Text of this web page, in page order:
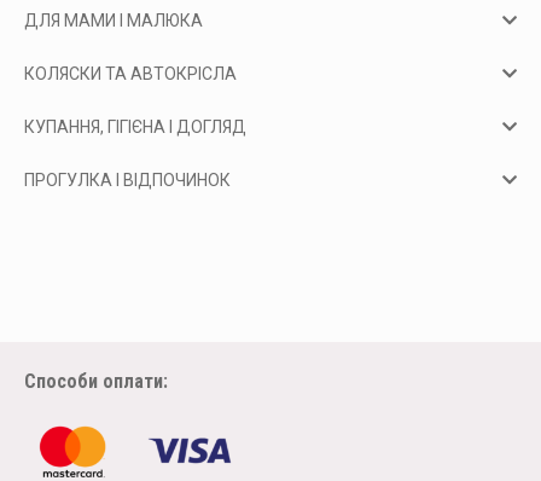
ДЛЯ МАМИ І МАЛЮКА
КОЛЯСКИ ТА АВТОКРІСЛА
КУПАННЯ, ГІГІЄНА І ДОГЛЯД
ПРОГУЛКА І ВІДПОЧИНОК
Способи оплати: